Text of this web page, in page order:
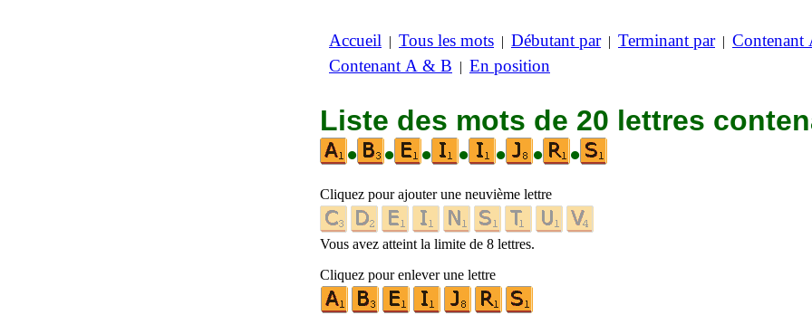
Accueil | Tous les mots | Débutant par| Terminant par| Contenant
Contenant A & B | En position
Liste des mots de 20 lettres
•
• • • • • •
Cliquez pour ajouter une neuvième lettre
Vous avez atteint la limite de 8 lettres.
Cliquez pour enlever une lettre